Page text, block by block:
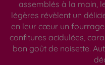
assemblés à la main,
légères révèlent un
en leur cœur un
confitures acidulées,
bon goût de noisette.